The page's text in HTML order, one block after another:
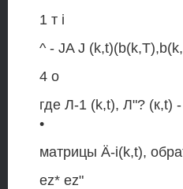
1 т i
^ - JA J
4 о
где Л-1 (k,t), Л"? (к,t)
•
матрицы Ä-i(k,t),
ez* ez"